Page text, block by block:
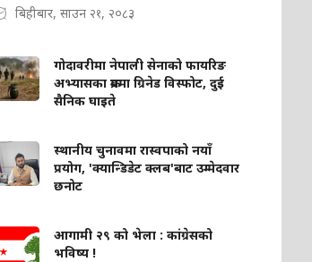
बिहीबार, साउन २१, २०८३
गोदावरीमा नेपाली सेनाको फायरिङ
अभ्यासका क्रममा ग्रिनेड विस्फोट, दुई
सैनिक घाइते
स्थानीय चुनावमा रास्वपाको नयाँ
प्रयोग, 'क्यान्डिडेट क्लब'बाट उम्मेदवार
छनोट
आगामी २९ को भेला : कांग्रेसको
भविष्य !